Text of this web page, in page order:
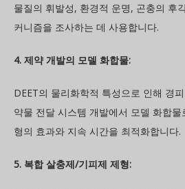
물질의 휘발성, 환경적 운명, 곤충의 후
커니즘을 조사하는 데 사용합니다.
4. 제약 개발의 모델 화합물:
DEET의 물리화학적 특성으로 인해 경
약물 전달 시스템 개발에서 모델 화합
형의 효과와 지속 시간을 최적화합니다.
5. 복합 살충제/기피제 제형: